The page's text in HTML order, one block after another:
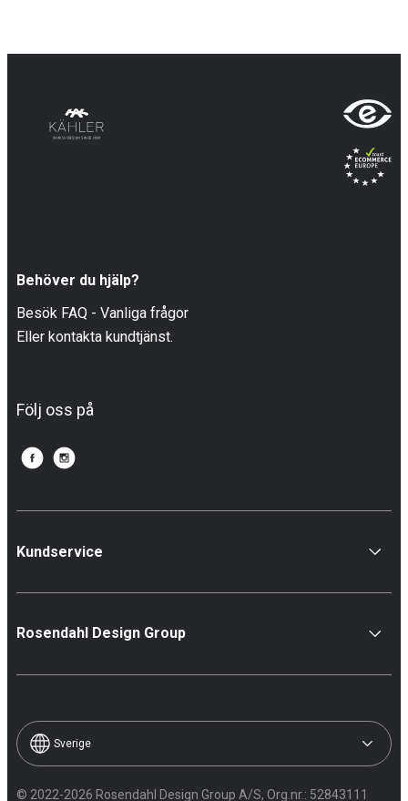
Behöver du hjälp?
Besök FAQ - Vanliga frågor
Eller kontakta kundtjänst.
Följ oss på
Kundservice
Rosendahl Design Group
© 2022-2026 Rosendahl Design Group A/S, Org.nr.: 52843111
Sverige